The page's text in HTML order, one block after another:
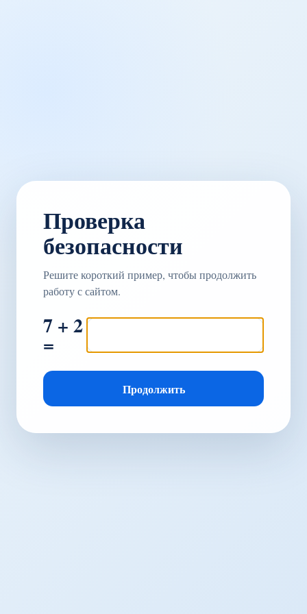
Проверка
безопасности
Решите короткий пример, чтобы продолжить
работу с сайтом.
7 + 2
=
Продолжить